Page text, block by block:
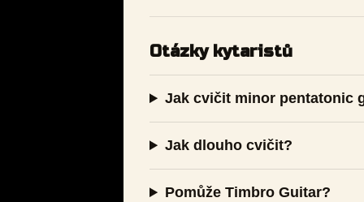
Otázky kytaristů
Jak cvičit minor pentatonic
Jak dlouho cvičit?
Pomůže Timbro Guitar?